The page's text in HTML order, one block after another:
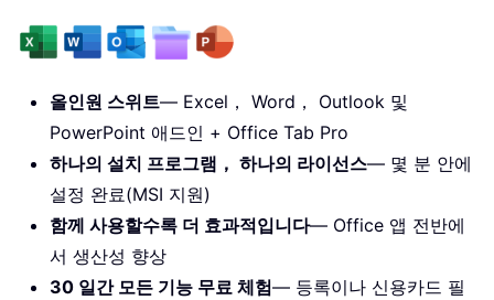
올인원 스위트— Excel， Word， Outlook 및
PowerPoint 애드인 + Office Tab Pro
하나의 설치 프로그램， 하나의 라이선스— 몇 분 안에
설정 완료(MSI 지원)
함께 사용할수록 더 효과적입니다— Office 앱 전반에
서 생산성 향상
30 일간 모든 기능 무료 체험— 등록이나 신용카드 필